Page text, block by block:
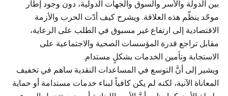
بين الدولة والأسر والسوق والجهات الدولية، دون وجود إطار
موحّد ينظّم هذه العلاقة. ويشرح كيف أدّت الحرب والأزمة
الاقتصادية إلى ارتفاع غير مسبوق في الطلب على الرعاية،
مقابل تراجع قدرة المؤسسات الصحية والاجتماعية على
الاستجابة وتأمين الخدمات بشكلٍ مستدام.
ويشير إلى أنَّ التوسع في المساعدات النقدية ساهم في تخفيف
المعاناة الآنية، لكنه لم يكن كافياً لبناء خدمات مستدامة أو حماية